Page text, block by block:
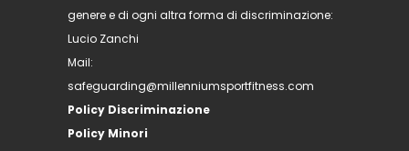
genere e di ogni altra forma di discriminazione:
Lucio Zanchi
Mail:
safeguarding@millenniumsportfitness.com
Policy Discriminazione
Policy Minori